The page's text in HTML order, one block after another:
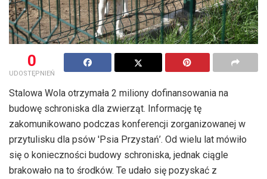
0
UDOSTĘPNIEŃ
Stalowa Wola otrzymała 2 miliony dofinansowania na
budowę schroniska dla zwierząt. Informację tę
zakomunikowano podczas konferencji zorganizowanej w
przytulisku dla psów 'Psia Przystań’. Od wielu lat mówiło
się o konieczności budowy schroniska, jednak ciągle
brakowało na to środków. Te udało się pozyskać z